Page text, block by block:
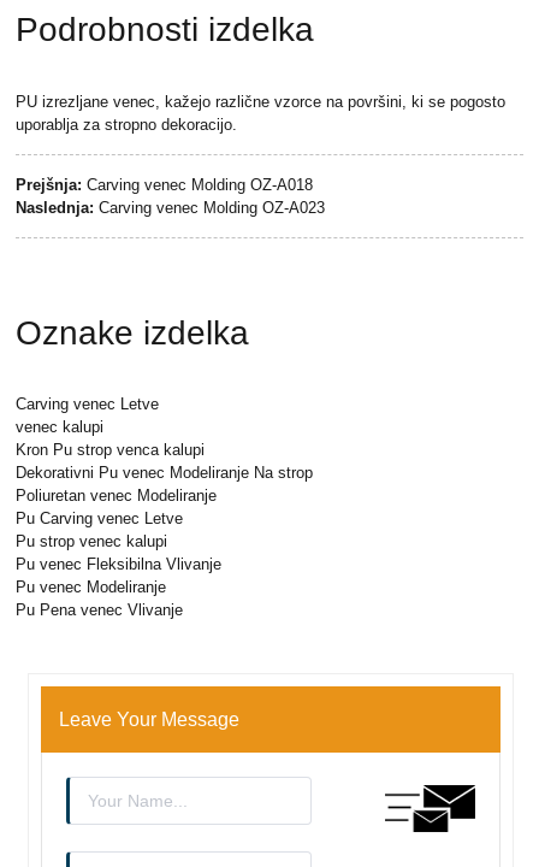
Podrobnosti izdelka
PU izrezljane venec, kažejo različne vzorce na površini, ki se pogosto
uporablja za stropno dekoracijo.
Prejšnja:Carving venec Molding OZ-A018
Naslednja:Carving venec Molding OZ-A023
Oznake izdelka
Carving venec Letve
venec kalupi
Kron Pu strop venca kalupi
Dekorativni Pu venec Modeliranje Na strop
Poliuretan venec Modeliranje
Pu Carving venec Letve
Pu strop venec kalupi
Pu venec Fleksibilna Vlivanje
Pu venec Modeliranje
Pu Pena venec Vlivanje
Leave Your Message